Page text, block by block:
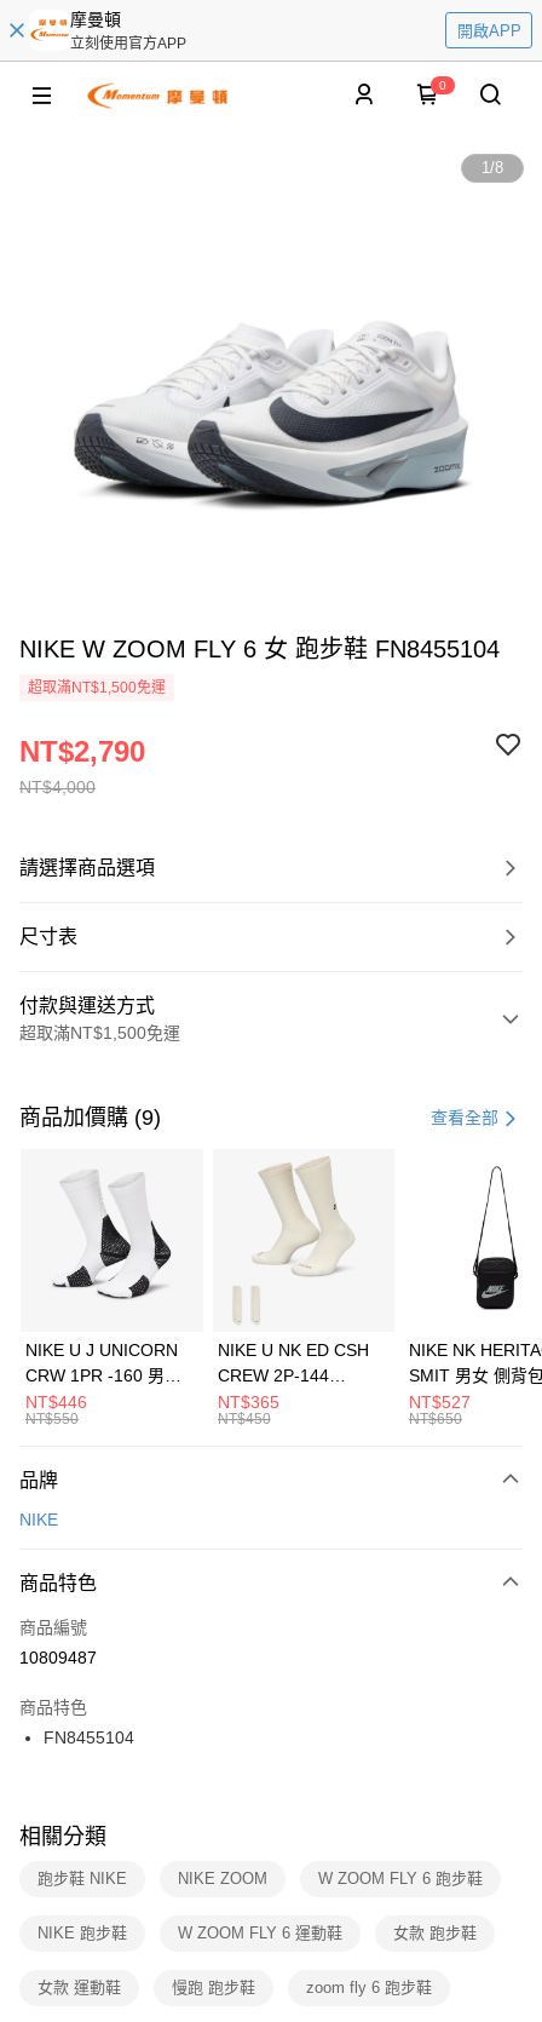
摩曼頓
立刻使用官方APP
開啟APP
0
1/8
NIKE W ZOOM FLY 6 女 跑步鞋 FN8455104
超取滿NT$1,500免運
NT$4,000
NT$2,790
請選擇商品選項
尺寸表
付款與運送方式
超取滿NT$1,500免運
信用卡一次付款
3 期 0 利率 每期 21家銀行
合作金庫商業銀行
第一商業銀行
華南商業銀行
彰化商業銀行
上海商業儲蓄銀行
元大商業銀行
台灣樂天信用卡公司
Apple Pay
全盈+PAY
AFTEE先享後付
【關於「AFTEE先享後付」】
便利好安心！
３．安心：先確認商品／服務後，再付款。
【「AFTEE先享後付」結帳流程】
１．於結帳方式選擇「AFTEE先享後付」後，將跳轉至「AFTEE先享後付」
２．訂單成立數日內，您將收到繳費通知簡訊。
３．收到繳費通知簡訊後14天內，點擊此簡訊中的連結，可透過四大超商／
ATM／網路銀行／等多元方式進行付款，方視為交易完成。
※ 交易是否成功請以「AFTEE先享後付 」之結帳頁面顯示為準，若有關於
是否繳費成功／繳費後需取消欲退款等相關疑問，請聯繫「AFTEE先享後付
客戶支援中心」
https://netprotections.freshdesk.com/support/home
１．透過由恩沛科技股份有限公司提供之「AFTEE先享後付」服務完成之交
權轉讓予恩沛科技股份有限公司。
運送方式
每筆NT$100，滿NT$1,500(含以上)免運費
宅配
每筆NT$100，滿NT$1,500(含以上)免運費
商品加價購 (9) 查看全部
NIKE U J UNICORN
CRW 1PR -160 男女
中統襪 FZ3393100
NT$446
NT$550
NIKE U NK ED CSH
CREW 2P-144
EMBRDY 男女 短統襪
FZ3073133
NT$365
NT$450
NIKE NK
SMIT 男女 側背
BA5871010
NT$527
NT$650
品牌
NIKE
商品特色
商品編號
10809487
商品特色
FN8455104
相關分類
跑步鞋 NIKE NIKE ZOOM W ZOOM FLY 6 跑步鞋
NIKE 跑步鞋 W ZOOM FLY 6 運動鞋 女款 跑步鞋
女款 運動鞋 慢跑 跑步鞋 zoom fly 6 跑步鞋